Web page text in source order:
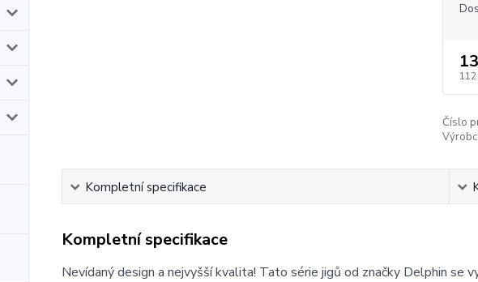
112
Číslo
Kompletní specifikace
Kompletní specifikace
Nevídaný design a nejvyšší kvalita! Tato série jigů od značky Delphin se